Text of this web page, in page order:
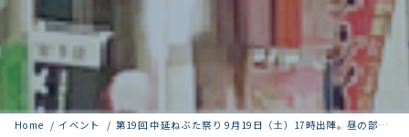
Home イベント 第19回 中延ねぶた祭り 9月19日（土）17時出陣。昼の部もお楽しみください！